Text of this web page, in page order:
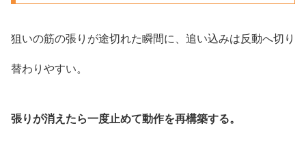
狙いの筋の張りが途切れた瞬間に、追い込みは反動へ切り
替わりやすい。
張りが消えたら一度止めて動作を再構築する。